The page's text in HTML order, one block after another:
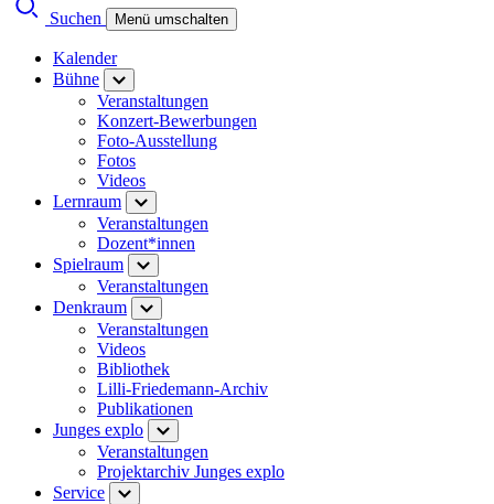
Suchen Menü umschalten
Kalender
Bühne
Veranstaltungen
Konzert-Bewerbungen
Foto-Ausstellung
Fotos
Videos
Lernraum
Veranstaltungen
Dozent*innen
Spielraum
Veranstaltungen
Denkraum
Veranstaltungen
Videos
Bibliothek
Lilli-Friedemann-Archiv
Publikationen
Junges explo
Veranstaltungen
Projektarchiv Junges explo
Service